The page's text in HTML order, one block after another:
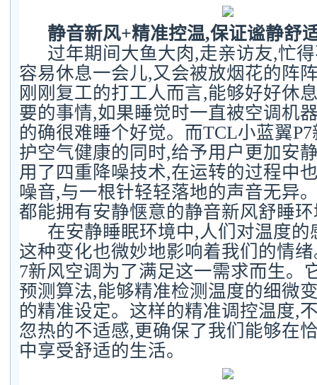
静音新风+精准控温,保证谧静舒
过年期间大鱼大肉,走亲访友,忙
容易休息一会儿,又会被放烟花的阵
刚刚复工的打工人而言,能够好好休
要的事情,如果睡觉时一直被空调机
的确很难睡个好觉。而TCL小蓝翼
护空气健康的同时,给予用户更加安
用了四重降噪技术,在运转的过程中
噪音,与一根针轻轻落地的声音无异
都能拥有安静惬意的静音新风舒睡
在安静睡眠环境中,人们对温度的
这种变化也微妙地影响着我们的情
7新风空调为了满足这一需求而生。
预测算法,能够精准检测温度的细微
的精准设定。这样的精准调控温度,
忽热的不适感,更确保了我们能够在
中享受舒适的生活。